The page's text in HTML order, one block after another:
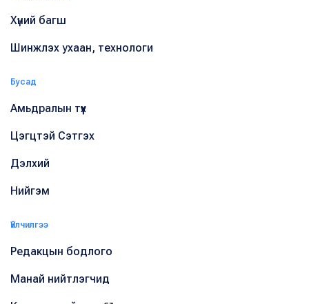
Хүний багш
Шинжлэх ухаан, технологи
Бусад
Амьдралын түүх
Цэгцтэй Сэтгэх
Дэлхий
Нийгэм
Үйлчилгээ
Редакцын бодлого
Манай нийтлэгчид